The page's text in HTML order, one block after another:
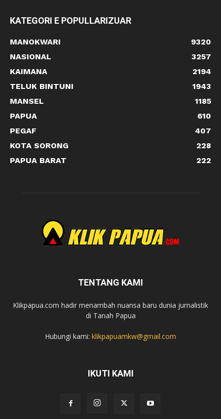
KATEGORI E POPULLARIZUAR
MANOKWARI
9320
NASIONAL
3257
KAIMANA
2194
TELUK BINTUNI
1943
MANSEL
1185
PAPUA
610
PEGAF
407
KOTA SORONG
228
PAPUA BARAT
222
TENTANG KAMI
Klikpapua.com hadir menambah nuansa baru dunia jurnalistik
di Tanah Papua
Hubungi kami: klikpapuamkw@gmail.com
IKUTI KAMI